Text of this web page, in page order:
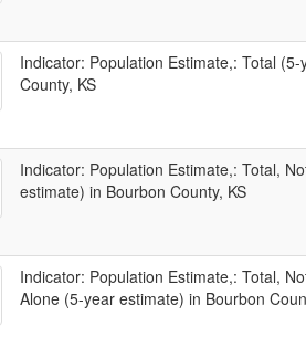
Indicator: Population Estimate,: Total
County, KS
Indicator: Population Estimate,: Total,
estimate) in Bourbon County, KS
Indicator: Population Estimate,: Total,
Alone (5-year estimate) in Bourbon